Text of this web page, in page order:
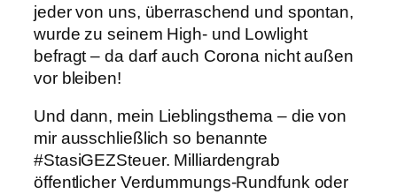
jeder von uns, überraschend und spontan,
wurde zu seinem High- und Lowlight
befragt – da darf auch Corona nicht außen
vor bleiben!
Und dann, mein Lieblingsthema – die von
mir ausschließlich so benannte
#StasiGEZSteuer. Milliardengrab
öffentlicher Verdummungs-Rundfunk oder